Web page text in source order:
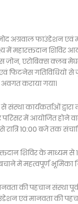
अग्रवाल फाउंडेशन
में महारक्तदान शिविर
ज़ोन, एरोबिक्स क्लब
फिटनेस
कराया गया।
कार्यकर्ताओं
में आयोजित होने
रात्रि 10:00 बजे तक
शिविर के माध्यम से
में महत्वपूर्ण भूमिका
की पहचान संस्था
एवं मानवता की